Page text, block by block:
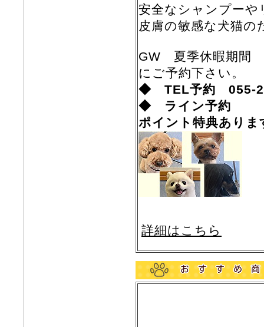
安全なシャンプー
皮膚の敏感な犬猫
GW 夏季休暇期間
にご予約下さい。
◆ TEL予約 055-
◆ ライン予約
ポイント特典ありま
詳細はこちら